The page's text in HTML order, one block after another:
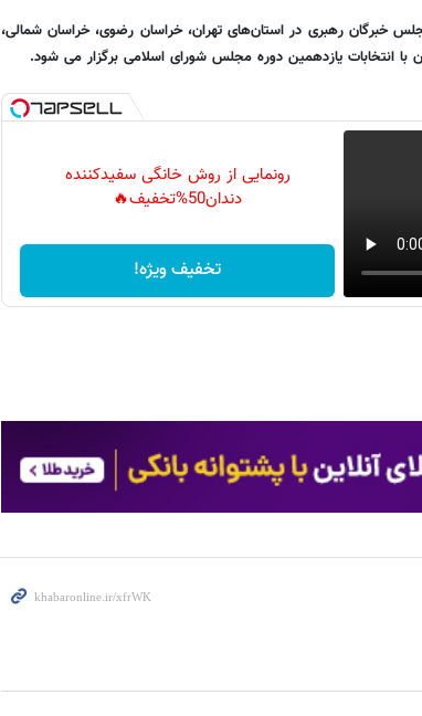
خبرگان رهبری در استان‌های تهران، خراسان رضوی، خراسان شمالی،
انتخابات یازدهمین دوره مجلس شورای اسلامی برگزار می شود.
رونمایی از روش خانگی سفیدکننده
دندان50%تخفیف🔥
تخفیف ویژه!